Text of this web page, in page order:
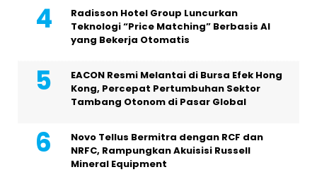
Radisson Hotel Group Luncurkan
Teknologi “Price Matching” Berbasis AI
yang Bekerja Otomatis
EACON Resmi Melantai di Bursa Efek Hong
Kong, Percepat Pertumbuhan Sektor
Tambang Otonom di Pasar Global
Novo Tellus Bermitra dengan RCF dan
NRFC, Rampungkan Akuisisi Russell
Mineral Equipment